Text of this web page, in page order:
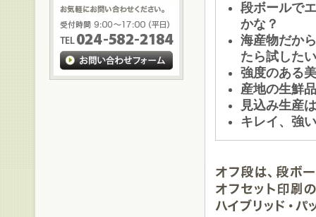
段ボールで
かな？
海産物だか
たら試した
強度のある
産地の生鮮
見込み生産
キレイ、強